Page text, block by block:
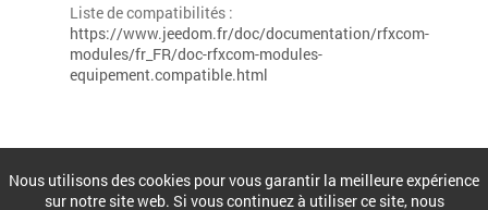
Liste de compatibilités :
https://www.jeedom.fr/doc/documentation/rfxcom-
modules/fr_FR/doc-rfxcom-modules-
equipement.compatible.html
Nous utilisons des cookies pour vous garantir la meilleure expérience
sur notre site web. Si vous continuez à utiliser ce site, nous